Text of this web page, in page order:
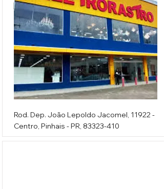
Eletrorastro
Rod. Dep. João Lepoldo Jacomel, 11922 -
Centro, Pinhais - PR, 83323-410